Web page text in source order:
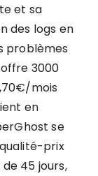
et sa
des logs en
problèmes
3000
mois
en
se
prix
45 jours,